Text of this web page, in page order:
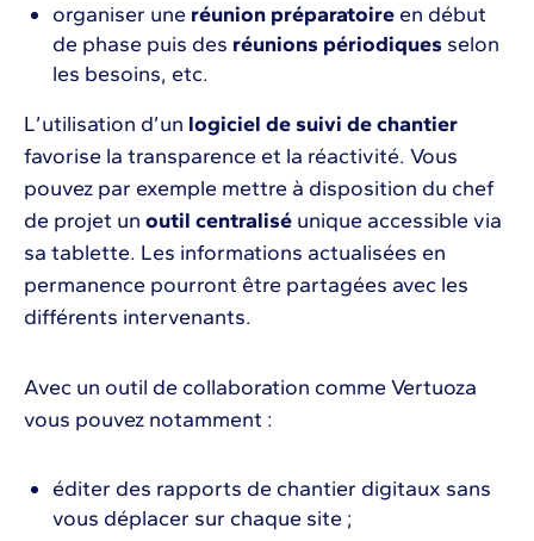
organiser une réunion préparatoire en début
de phase puis des réunions périodiques selon
les besoins, etc.
L’utilisation d’un logiciel de suivi de chantier
favorise la transparence et la réactivité. Vous
pouvez par exemple mettre à disposition du chef
de projet un outil centralisé unique accessible via
sa tablette. Les informations actualisées en
permanence pourront être partagées avec les
différents intervenants.
Avec un outil de collaboration comme Vertuoza
vous pouvez notamment :
éditer des rapports de chantier digitaux sans
vous déplacer sur chaque site ;